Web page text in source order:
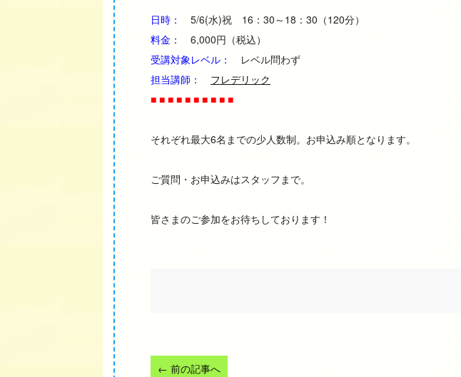
日時：
5/6(水)祝 16：30～18：30（120分）
料金：
6,000円（税込）
受講対象レベル：
レベル問わず
担当講師：
フレデリック
■ ■ ■ ■ ■ ■ ■ ■ ■ ■
それぞれ最大6名までの少人数制。お申込み順となります。
ご質問・お申込みはスタッフまで。
皆さまのご参加をお待ちしております！
← 前の記事へ